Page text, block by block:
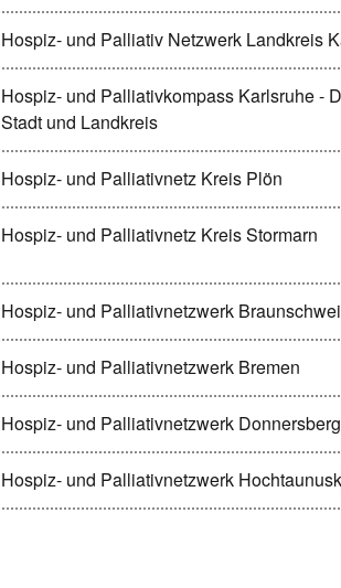
Hospiz- und Palliativ Netzwerk Landkreis
Hospiz- und Palliativkompass Karlsruhe -
Stadt und Landkreis
Hospiz- und Palliativnetz Kreis Plön
Hospiz- und Palliativnetz Kreis Stormarn
Hospiz- und Palliativnetzwerk
Hospiz- und Palliativnetzwerk Bremen
Hospiz- und Palliativnetzwerk
Hospiz- und Palliativnetzwerk